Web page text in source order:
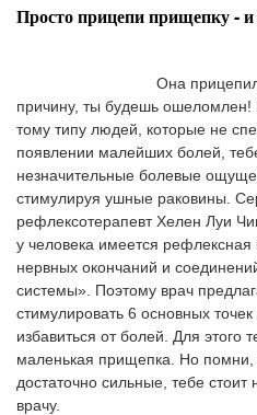
Просто прицепи прищепку - и
причину, ты будешь
тому типу людей, которые не
появлении малейших болей,
незначительные болевые
стимулируя ушные раковины.
рефлексотерапевт Хелен Луи
у человека имеется рефлексная
нервных окончаний и
системы». Поэтому врач
стимулировать 6 основных
избавиться от болей. Для этого
маленькая прищепка. Но
достаточно сильные, тебе
врачу.